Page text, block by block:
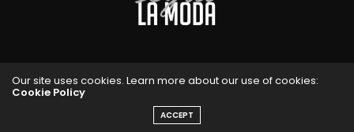
Our site uses cookies. Learn more about our use of cookies:
Cookie Policy
ACCEPT